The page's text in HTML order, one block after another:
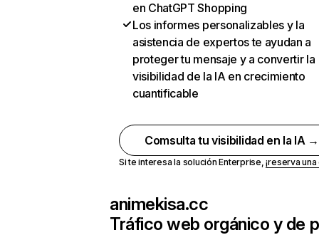
en ChatGPT Shopping
Los informes personalizables y la
asistencia de expertos te ayudan a
proteger tu mensaje y a convertir la
visibilidad de la IA en crecimiento
cuantificable
Comsulta tu visibilidad en la IA →
Si te interesa la solución Enterprise,¡reserva
animekisa.cc
Tráfico web orgánico y de